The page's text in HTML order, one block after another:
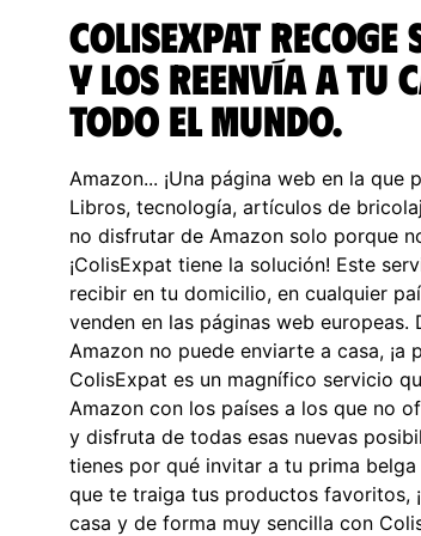
ColisExpat recoge
y los reenvía a tu
todo el Mundo.
Amazon... ¡Una página web en la
Libros, tecnología, artículos de
no disfrutar de Amazon solo porque
¡ColisExpat tiene la solución! Este
recibir en tu domicilio, en cualquier
venden en las páginas web
Amazon no puede enviarte a casa,
ColisExpat es un magnífico servicio
Amazon con los países a los que no
y disfruta de todas esas nuevas
tienes por qué invitar a tu prima
que te traiga tus productos favoritos,
casa y de forma muy sencilla con